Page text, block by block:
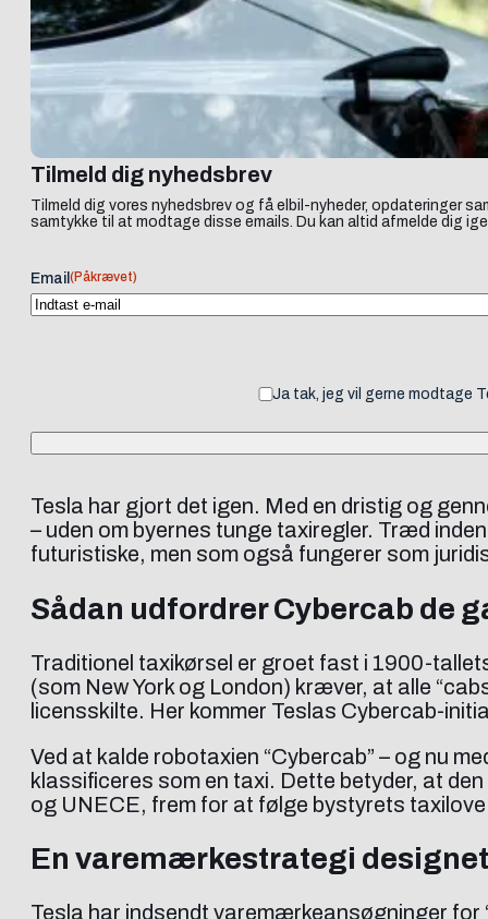
Tilmeld dig nyhedsbrev
Tilmeld dig vores nyhedsbrev og få elbil-nyheder, opdateringer
samtykke til at modtage disse emails. Du kan altid afmelde dig
Email (Påkrævet)
Ja tak, jeg vil gerne modtage
Tesla har gjort det igen. Med en dristig og
– uden om byernes tunge taxiregler. Træd
futuristiske, men som også fungerer som
Sådan udfordrer Cybercab de
Traditionel taxikørsel er groet fast i 1900-
(som New York og London) kræver, at alle
licensskilte. Her kommer Teslas Cybercab-
Ved at kalde robotaxien “Cybercab” – og nu
klassificeres som en taxi. Dette betyder, at
og UNECE, frem for at følge bystyrets
En varemærkestrategi
Tesla har indsendt varemærkeansøgninger for